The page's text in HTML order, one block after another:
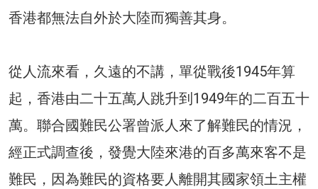
香港都無法自外於大陸而獨善其身。
從人流來看，久遠的不講，單從戰後1945年算
起，香港由二十五萬人跳升到1949年的二百五十
萬。聯合國難民公署曾派人來了解難民的情況，
經正式調查後，發覺大陸來港的百多萬來客不是
難民，因為難民的資格要人離開其國家領土主權